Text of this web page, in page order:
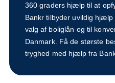
360 graders hjælp til at
Bankr tilbyder uvildig hjælp
valg af boliglån og til
Danmark. Få de største
tryghed med hjælp fra